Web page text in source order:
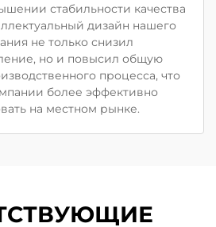
стабильности качества
дизайн нашего
не только снизил
но и повысил общую
процесса, что
более эффективно
на местном рынке.